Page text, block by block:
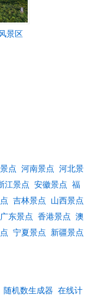
景区
点 河南景点 河北景
江景点 安徽景点 福
吉林景点
山西景点
广东景点 香港景点 澳
宁夏景点
新疆景点
随机数生成器 在线计